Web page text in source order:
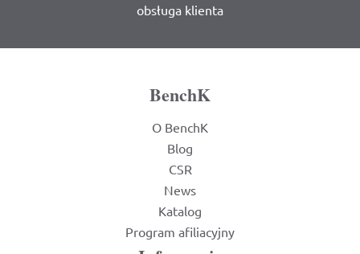
obsługa klienta
BenchK
O BenchK
Blog
CSR
News
Katalog
Program afiliacyjny